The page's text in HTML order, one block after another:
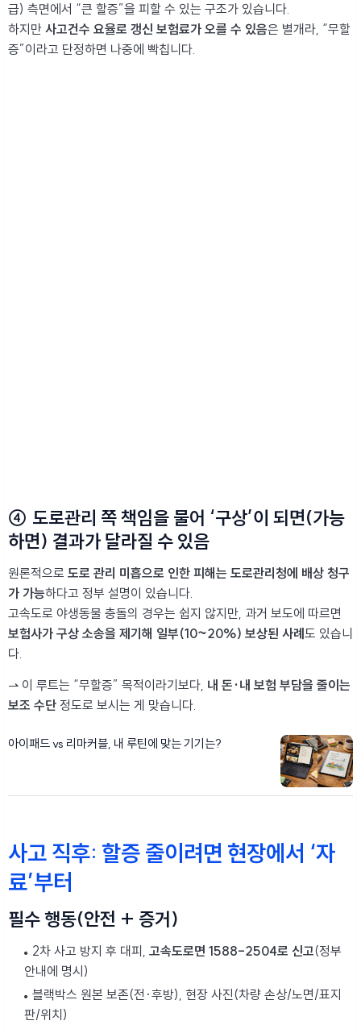
급) 측면에서 “큰 할증”을 피할 수 있는 구조가 있습니다.
하지만 사고건수 요율로 갱신 보험료가 오를 수 있음은 별개라, “무할
증”이라고 단정하면 나중에 빡칩니다.
④ 도로관리 쪽 책임을 물어 ‘구상’이 되면(가능
하면) 결과가 달라질 수 있음
원론적으로 도로 관리 미흡으로 인한 피해는 도로관리청에 배상 청구
가 가능하다고 정부 설명이 있습니다.
고속도로 야생동물 충돌의 경우는 쉽지 않지만, 과거 보도에 따르면
보험사가 구상 소송을 제기해 일부(10~20%) 보상된 사례 도 있습니
다.
⇀ 이 루트는 “무할증” 목적이라기보다, 내 돈·내 보험 부담을 줄이는
보조 수단 정도로 보시는 게 맞습니다.
아이패드 vs 리마커블, 내 루틴에 맞는 기기는?
사고 직후: 할증 줄이려면 현장에서 ‘자
료’부터
필수 행동(안전 + 증거)
2차 사고 방지 후 대피, 고속도로면 1588-2504로 신고(정부
안내에 명시)
블랙박스 원본 보존(전·후방), 현장 사진(차량 손상/노면/표지
판/위치)